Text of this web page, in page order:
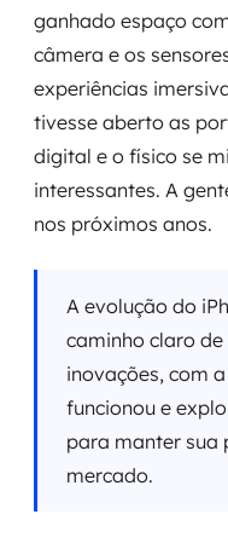
ganhado espaço
câmera e os
experiências
tivesse aberto as
digital e o físico se
interessantes. A
nos próximos anos.
A evolução do
caminho claro
inovações, com
funcionou e
para manter sua
mercado.